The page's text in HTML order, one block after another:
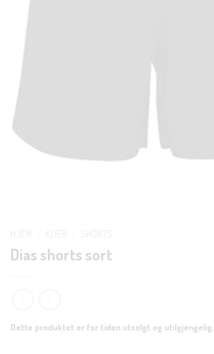
Dias shorts sort
Dette produktet er for tiden utsolgt og utilgjengelig.